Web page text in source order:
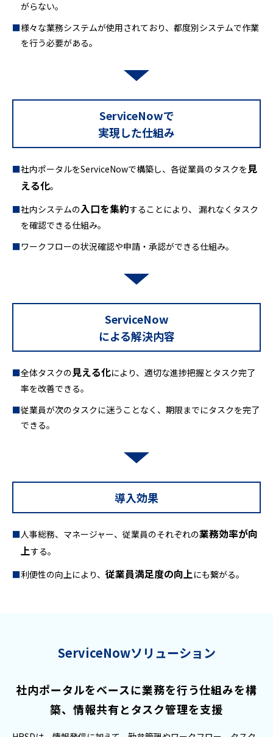
がらない。
様々な業務システムが使用されており、都度別システムで作業
を行う必要がある。
ServiceNowで
実現した仕組み
社内ポータルをServiceNowで構築し、各従業員のタスクを見
える化。
社内システムの入口を集約することにより、 漏れなくタスク
を確認できる仕組み。
ワークフローの状況確認や申請・承認ができる仕組み。
ServiceNow
による解決内容
全体タスクの見える化により、適切な進捗把握とタスク完了
率を改善できる。
従業員が次のタスクに迷うことなく、期限までにタスクを完了
できる。
導入効果
人事総務、マネージャー、従業員のそれぞれの業務効率が向
上する。
利便性の向上により、 従業員満足度の向上にも繋がる。
ServiceNowソリューション
社内ポータルをベースに業務を行う仕組みを構
築、情報共有とタスク管理を支援